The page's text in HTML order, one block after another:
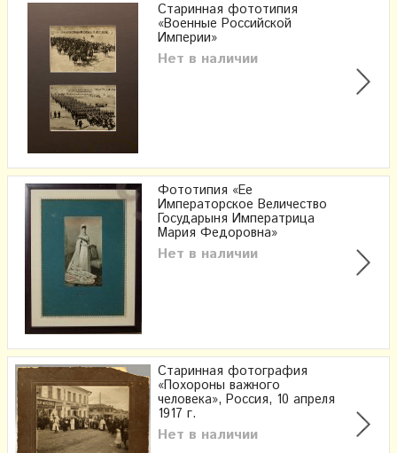
Старинная фототипия
«Военные Российской
Империи»
Нет в наличии
Фототипия «Ее
Императорское Величество
Государыня Императрица
Мария Федоровна»
Нет в наличии
Старинная фотография
«Похороны важного
человека», Россия, 10 апреля
1917 г.
Нет в наличии